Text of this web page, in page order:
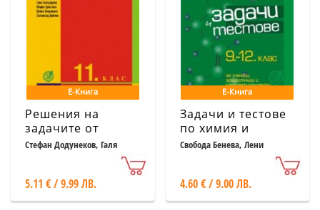
Е-Книга
Решения на
задачите от
учебника по
математика за 11.
профилирана
подготовка
Стефан Додунеков, Галя
Кожухарова, Мария Христова,
Донка Капралова, Светлозар
5.11 € / 9.99 ЛВ.
Е-Книга
Задачи и тестове
по химия и
опазване на
околната среда за
Свобода Бенева, Лени
4.60 € / 9.00 ЛВ.